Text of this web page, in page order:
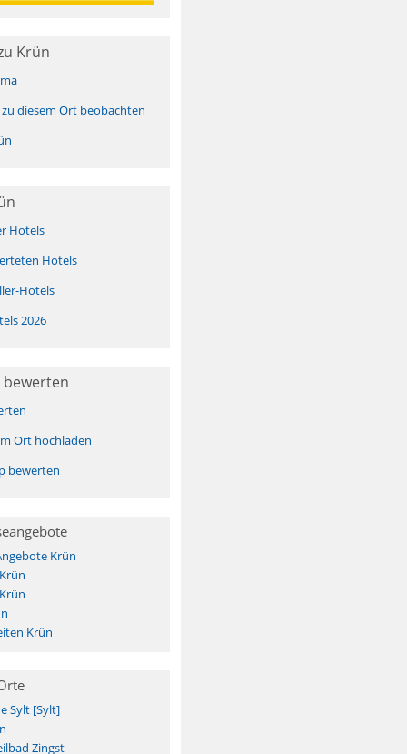
Krün
diesem Ort beobachten
Hotels
Hotels
Hotels
2026
Ort hochladen
bewerten
Krün
Krün
Sylt [Sylt]
Zingst